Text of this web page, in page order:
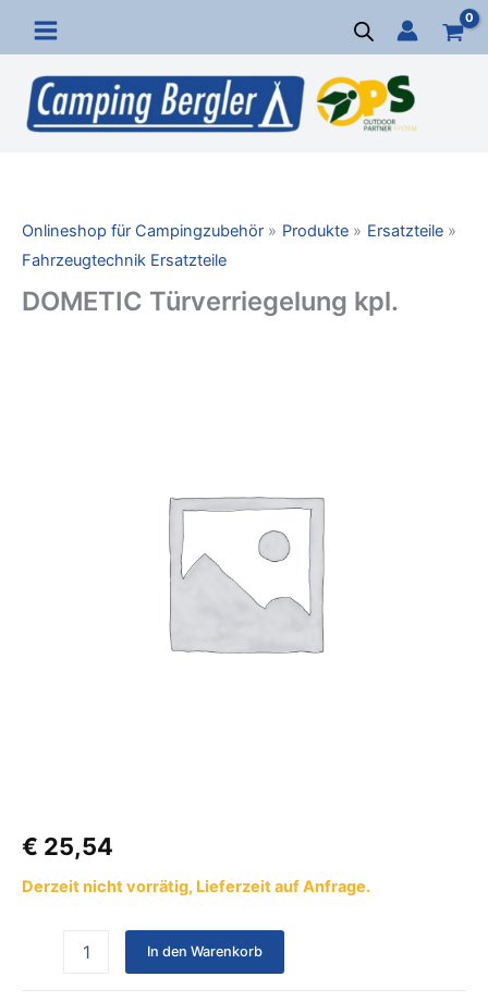
Inhalt
springen
Onlineshop für Campingzubehör Produkte
Ersatzteile
Fahrzeugtechnik Ersatzteile
DOMETIC Türverriegelung kpl.
€ 25,54
Derzeit nicht vorrätig, Lieferzeit auf Anfrage.
In den Warenkorb